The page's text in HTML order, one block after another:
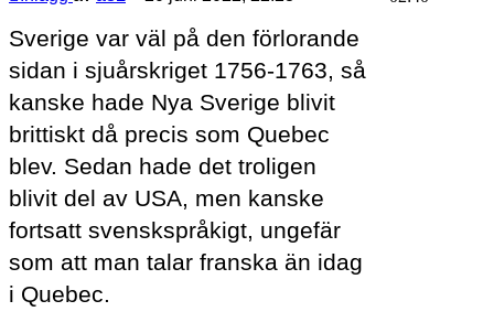
Sverige var väl på den förlorande
sidan i sjuårskriget 1756-1763, så
kanske hade Nya Sverige blivit
brittiskt då precis som Quebec
blev. Sedan hade det troligen
blivit del av USA, men kanske
fortsatt svenskspråkigt, ungefär
som att man talar franska än idag
i Quebec.